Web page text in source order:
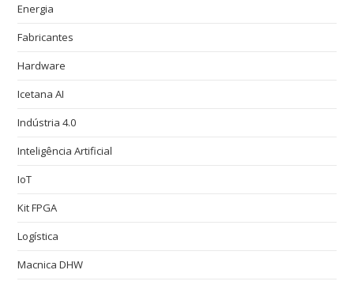
Energia
Fabricantes
Hardware
Icetana AI
Indústria 4.0
Inteligência Artificial
IoT
Kit FPGA
Logística
Macnica DHW